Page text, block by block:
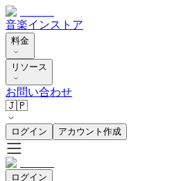
音楽インストア
料金
リソース
お問い合わせ
🇯🇵
ログイン アカウント作成
ログイン